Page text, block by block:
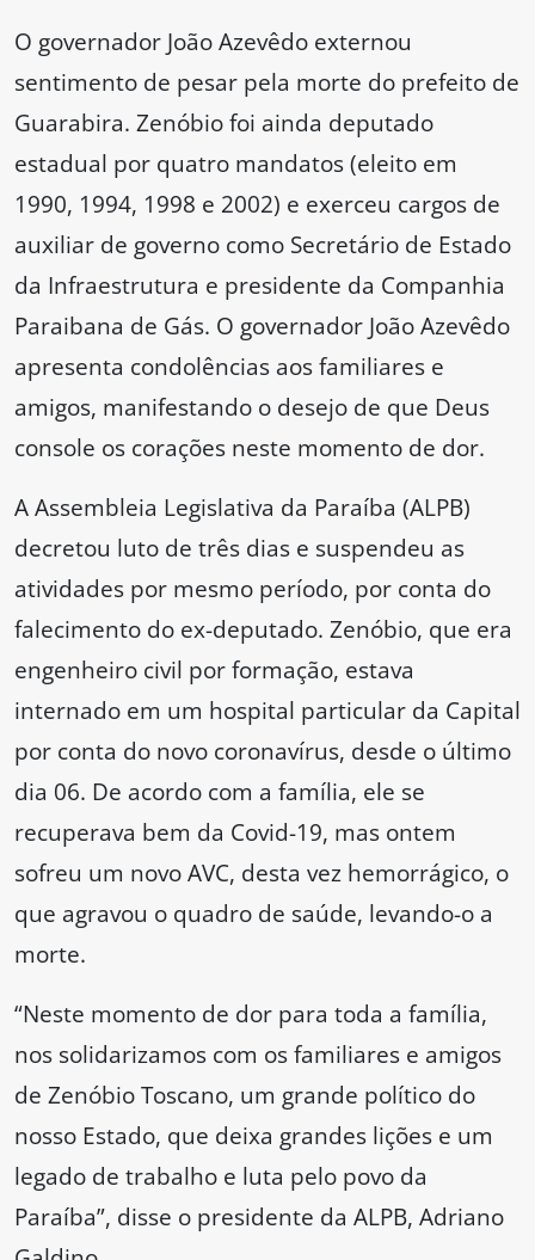
O governador João Azevêdo externou
sentimento de pesar pela morte do prefeito de
Guarabira. Zenóbio foi ainda deputado
estadual por quatro mandatos (eleito em
1990, 1994, 1998 e 2002) e exerceu cargos de
auxiliar de governo como Secretário de Estado
da Infraestrutura e presidente da Companhia
Paraibana de Gás. O governador João Azevêdo
apresenta condolências aos familiares e
amigos, manifestando o desejo de que Deus
console os corações neste momento de dor.
A Assembleia Legislativa da Paraíba (ALPB)
decretou luto de três dias e suspendeu as
atividades por mesmo período, por conta do
falecimento do ex-deputado. Zenóbio, que era
engenheiro civil por formação, estava
internado em um hospital particular da Capital
por conta do novo coronavírus, desde o último
dia 06. De acordo com a família, ele se
recuperava bem da Covid-19, mas ontem
sofreu um novo AVC, desta vez hemorrágico, o
que agravou o quadro de saúde, levando-o a
morte.
“Neste momento de dor para toda a família,
nos solidarizamos com os familiares e amigos
de Zenóbio Toscano, um grande político do
nosso Estado, que deixa grandes lições e um
legado de trabalho e luta pelo povo da
Paraíba”, disse o presidente da ALPB, Adriano